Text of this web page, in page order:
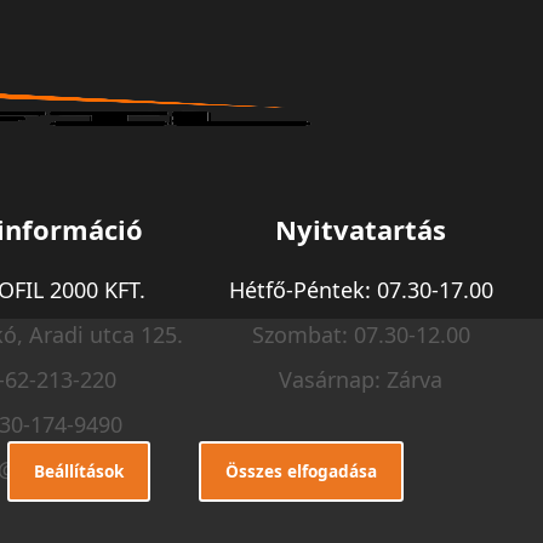
2000 KFT.
Aradi utca 125.
62-213-220
174-9490
profil.hu
Nyitvatartás
Hétfő-Péntek: 07.30-17.00
Szombat: 07.30-12.00
Vasárnap: Zárva
Beállítások Összes elfogadása